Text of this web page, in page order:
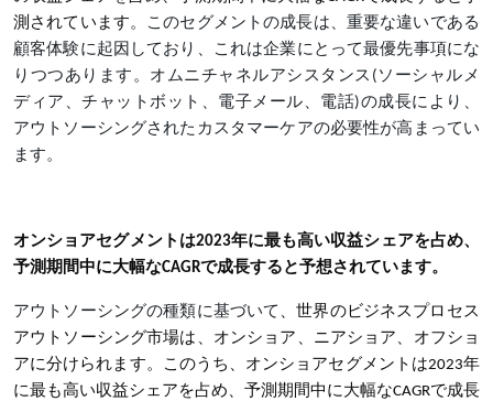
測されています。このセグメントの成長は、重要な違いである
顧客体験に起因しており、これは企業にとって最優先事項にな
りつつあります。オムニチャネルアシスタンス(ソーシャルメ
ディア、チャットボット、電子メール、電話)の成長により、
アウトソーシングされたカスタマーケアの必要性が高まってい
ます。
オンショアセグメントは2023年に最も高い収益シェアを占め、
予測期間中に大幅なCAGRで成長すると予想されています。
アウトソーシングの種類に基づいて 、世界のビジネスプロセス
アウトソーシング市場は、オンショア、ニアショア、オフショ
アに分けられます。このうち、オンショアセグメントは2023年
に最も高い収益シェアを占め、予測期間中に大幅なCAGRで成長